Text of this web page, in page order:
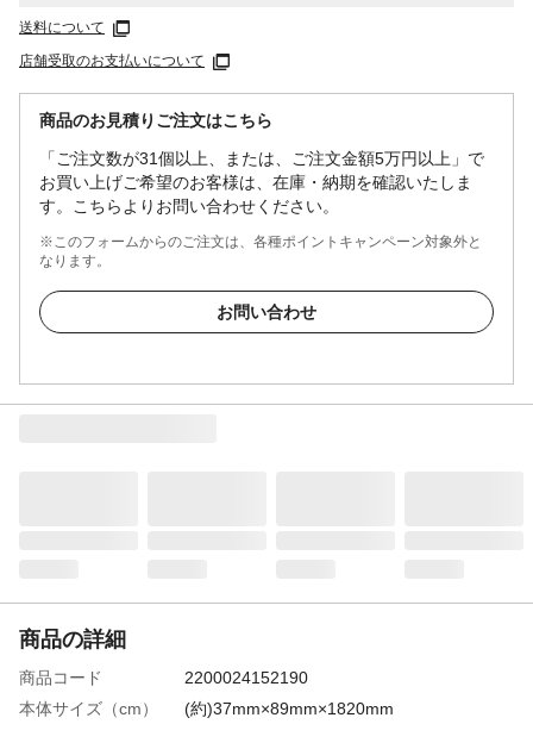
送料について
店舗受取のお支払いについて
商品のお見積りご注文はこちら
「ご注文数が31個以上、または、ご注文金額5万円以上」で
お買い上げご希望のお客様は、在庫・納期を確認いたしま
す。こちらよりお問い合わせください。
※このフォームからのご注文は、各種ポイントキャンペーン対象外と
なります。
お問い合わせ
商品の詳細
商品コード
2200024152190
本体サイズ（cm）
(約)37mm×89mm×1820mm